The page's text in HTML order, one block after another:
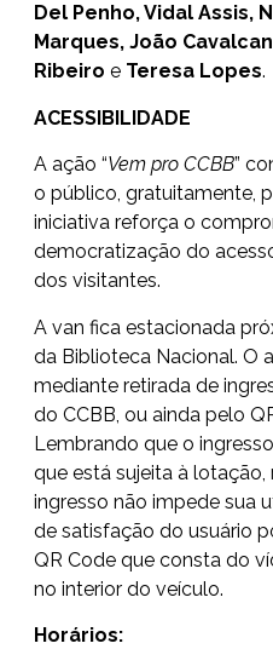
Del Penho, Vidal Assis,
Marques, João
Ribeiro e Teresa Lopes.
ACESSIBILIDADE
A ação “Vem pro CCBB”
o público, gratuitamente,
iniciativa reforça o
democratização do
dos visitantes.
A van fica estacionada
da Biblioteca Nacional. O
mediante retirada de
do CCBB ou ainda pelo
Lembrando que o
que está sujeita à lotação,
ingresso não impede sua
de satisfação do usuário
QR Code que consta do
no interior do veículo.
Horários: